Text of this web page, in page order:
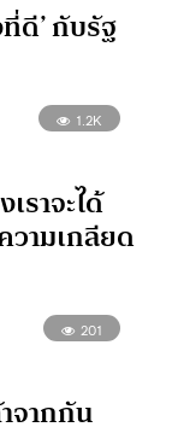
ดี’ กับรัฐ
1.2K
ราจะได้
ามเกลียด
201
จากกัน